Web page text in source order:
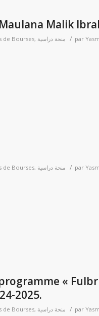
Malik
de Bourses, منحة دراسية / par
de Bourses, منحة دراسية / par
«
2025.
de Bourses, منحة دراسية / par